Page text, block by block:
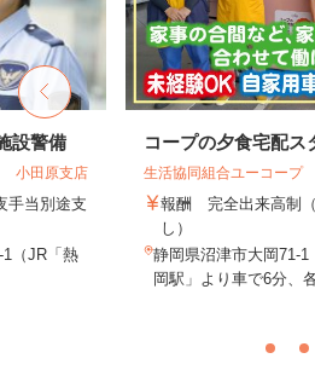
警備
田原支店
当別途支
JR「熱
コープの夕食宅配ス
生活協同組合ユーコープ
報酬 完全出来高制（
し）
静岡県沼津市大岡71-1
岡駅」より車で6分、各